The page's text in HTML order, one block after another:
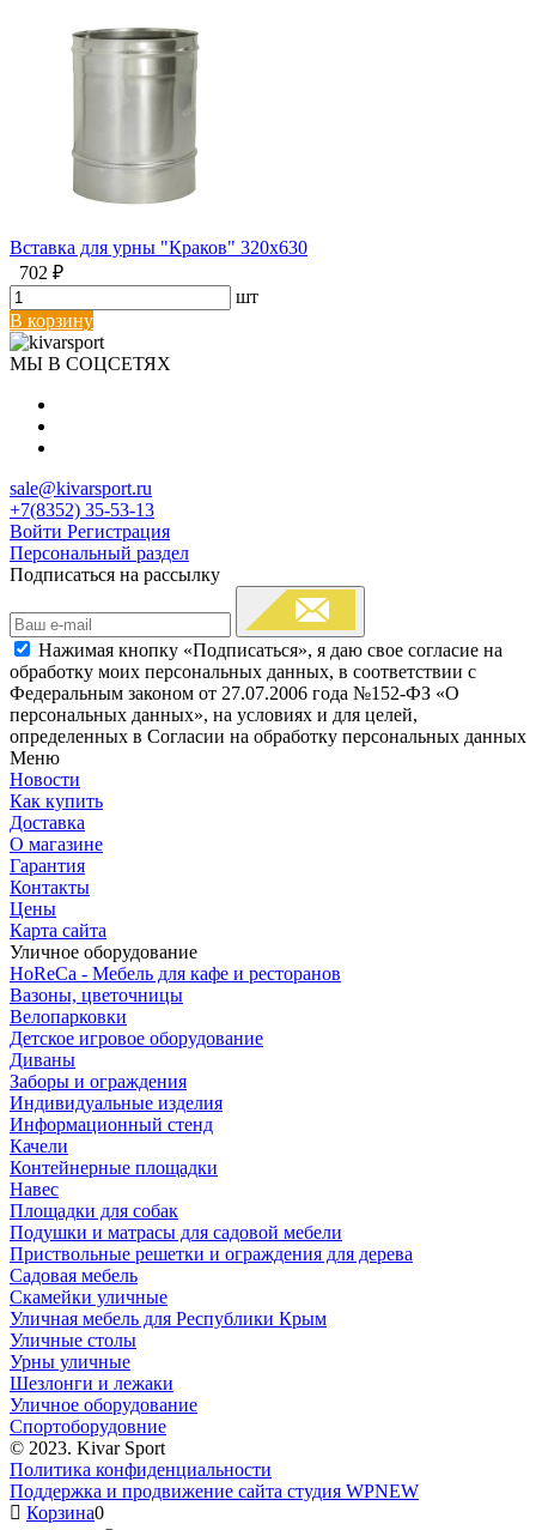
Вставка для урны "Краков" 320х630
702 ₽
шт
В корзину
МЫ В СОЦСЕТЯХ
sale@kivarsport.ru
+7(8352) 35-53-13
Войти Регистрация
Персональный раздел
Подписаться на рассылку
Нажимая кнопку «Подписаться», я даю свое согласие на
обработку моих персональных данных, в соответствии с
Федеральным законом от 27.07.2006 года №152-ФЗ «О
персональных данных», на условиях и для целей,
определенных в Согласии на обработку персональных данных
Меню
Новости
Как купить
Доставка
О магазине
Гарантия
Контакты
Цены
Карта сайта
Уличное оборудование
HoReCa - Мебель для кафе и ресторанов
Вазоны, цветочницы
Велопарковки
Детское игровое оборудование
Диваны
Заборы и ограждения
Индивидуальные изделия
Информационный стенд
Качели
Контейнерные площадки
Навес
Площадки для собак
Подушки и матрасы для садовой мебели
Приствольные решетки и ограждения для дерева
Садовая мебель
Скамейки уличные
Уличная мебель для Республики Крым
Уличные столы
Урны уличные
Шезлонги и лежаки
Уличное оборудование
Спортоборудовние
© 2023. Kivar Sport
Политика конфиденциальности
Поддержка и продвижение сайта студия WPNEW
Корзина0